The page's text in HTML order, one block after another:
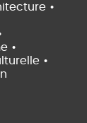
•
•
•